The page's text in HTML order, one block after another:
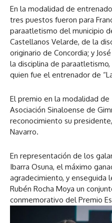
En la modalidad de
tres puestos fueron para
paraatletismo del municipio
Castellanos Velarde, de la
originario de Concordia; y
la disciplina de
quien fue el entrenador de
El premio en la modalidad
Asociación Sinaloense de
reconocimiento su
Navarro.
En representación de los
Ibarra Osuna, el máximo
agradecimiento, y
Rubén Rocha Moya un
conmemorativo del Premio